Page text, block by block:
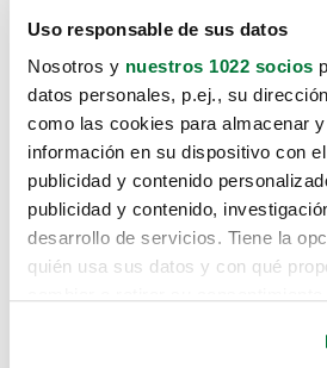
Uso responsable de sus datos
Nosotros y nuestros 1022 socios
datos personales, p.ej., su
como las cookies para almacenar
información en su dispositivo con
publicidad y contenido
publicidad y contenido,
desarrollo de servicios. Tiene la
quién usa sus datos y con qué
Lo sentimos, no
te hemos traido
Pero puedes encontrar el coche
buscando en alguno de estos